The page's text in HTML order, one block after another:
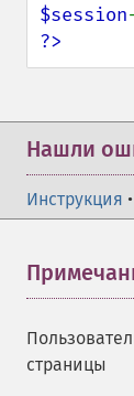
$session
?>
Нашли
Инструкция •
страницы